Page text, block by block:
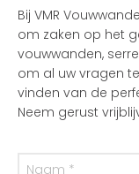
Bij VMR
om zaken op het
vouwwanden,
om al uw vragen
vinden van de
Neem gerust